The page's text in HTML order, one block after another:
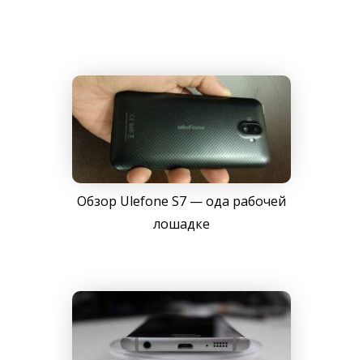
Обзор Ulefone S7 — ода рабочей
лошадке